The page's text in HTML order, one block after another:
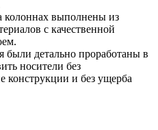
колоннах выполнены из
с качественной
были детально проработаны в
носители без
конструкции и без ущерба